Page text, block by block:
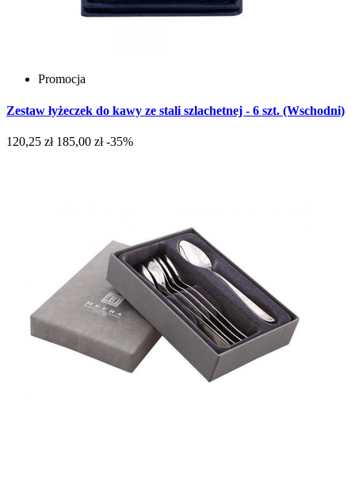
Promocja
Zestaw łyżeczek do kawy ze stali szlachetnej - 6 szt. (Wschodni)
120,25 zł 185,00 zł -35%